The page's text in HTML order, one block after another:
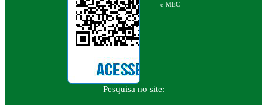
e-MEC
Pesquisa no site: